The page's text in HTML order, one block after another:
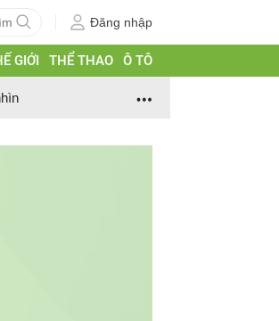
Đăng nhập
GIỚI THỂ THAO Ô TÔ